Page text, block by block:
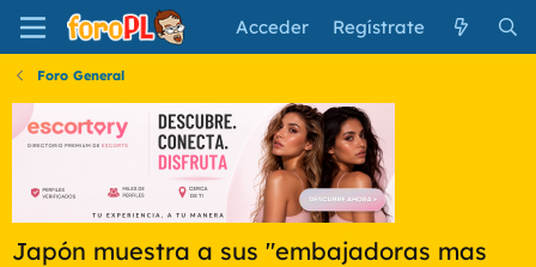
Acceder Regístrate
Foro General
Japón muestra a sus "embajadoras mas